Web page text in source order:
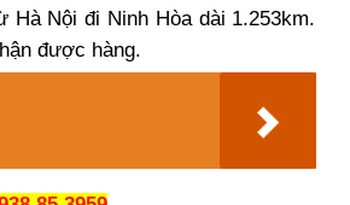
Nội đi Ninh Hòa dài 1.253km.
được hàng.